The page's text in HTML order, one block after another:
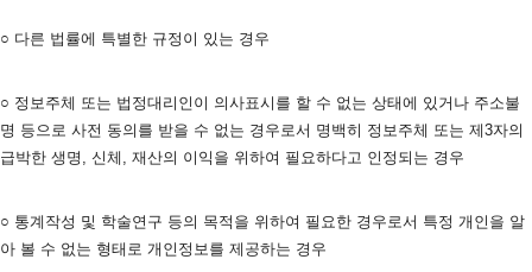
○ 다른 법률에 특별한 규정이 있는 경우
○ 정보주체 또는 법정대리인이 의사표시를 할 수 없는 상태에 있거나 주소불
명 등으로 사전 동의를 받을 수 없는 경우로서 명백히 정보주체 또는 제3자의
급박한 생명, 신체, 재산의 이익을 위하여 필요하다고 인정되는 경우
○ 통계작성 및 학술연구 등의 목적을 위하여 필요한 경우로서 특정 개인을 알
아 볼 수 없는 형태로 개인정보를 제공하는 경우